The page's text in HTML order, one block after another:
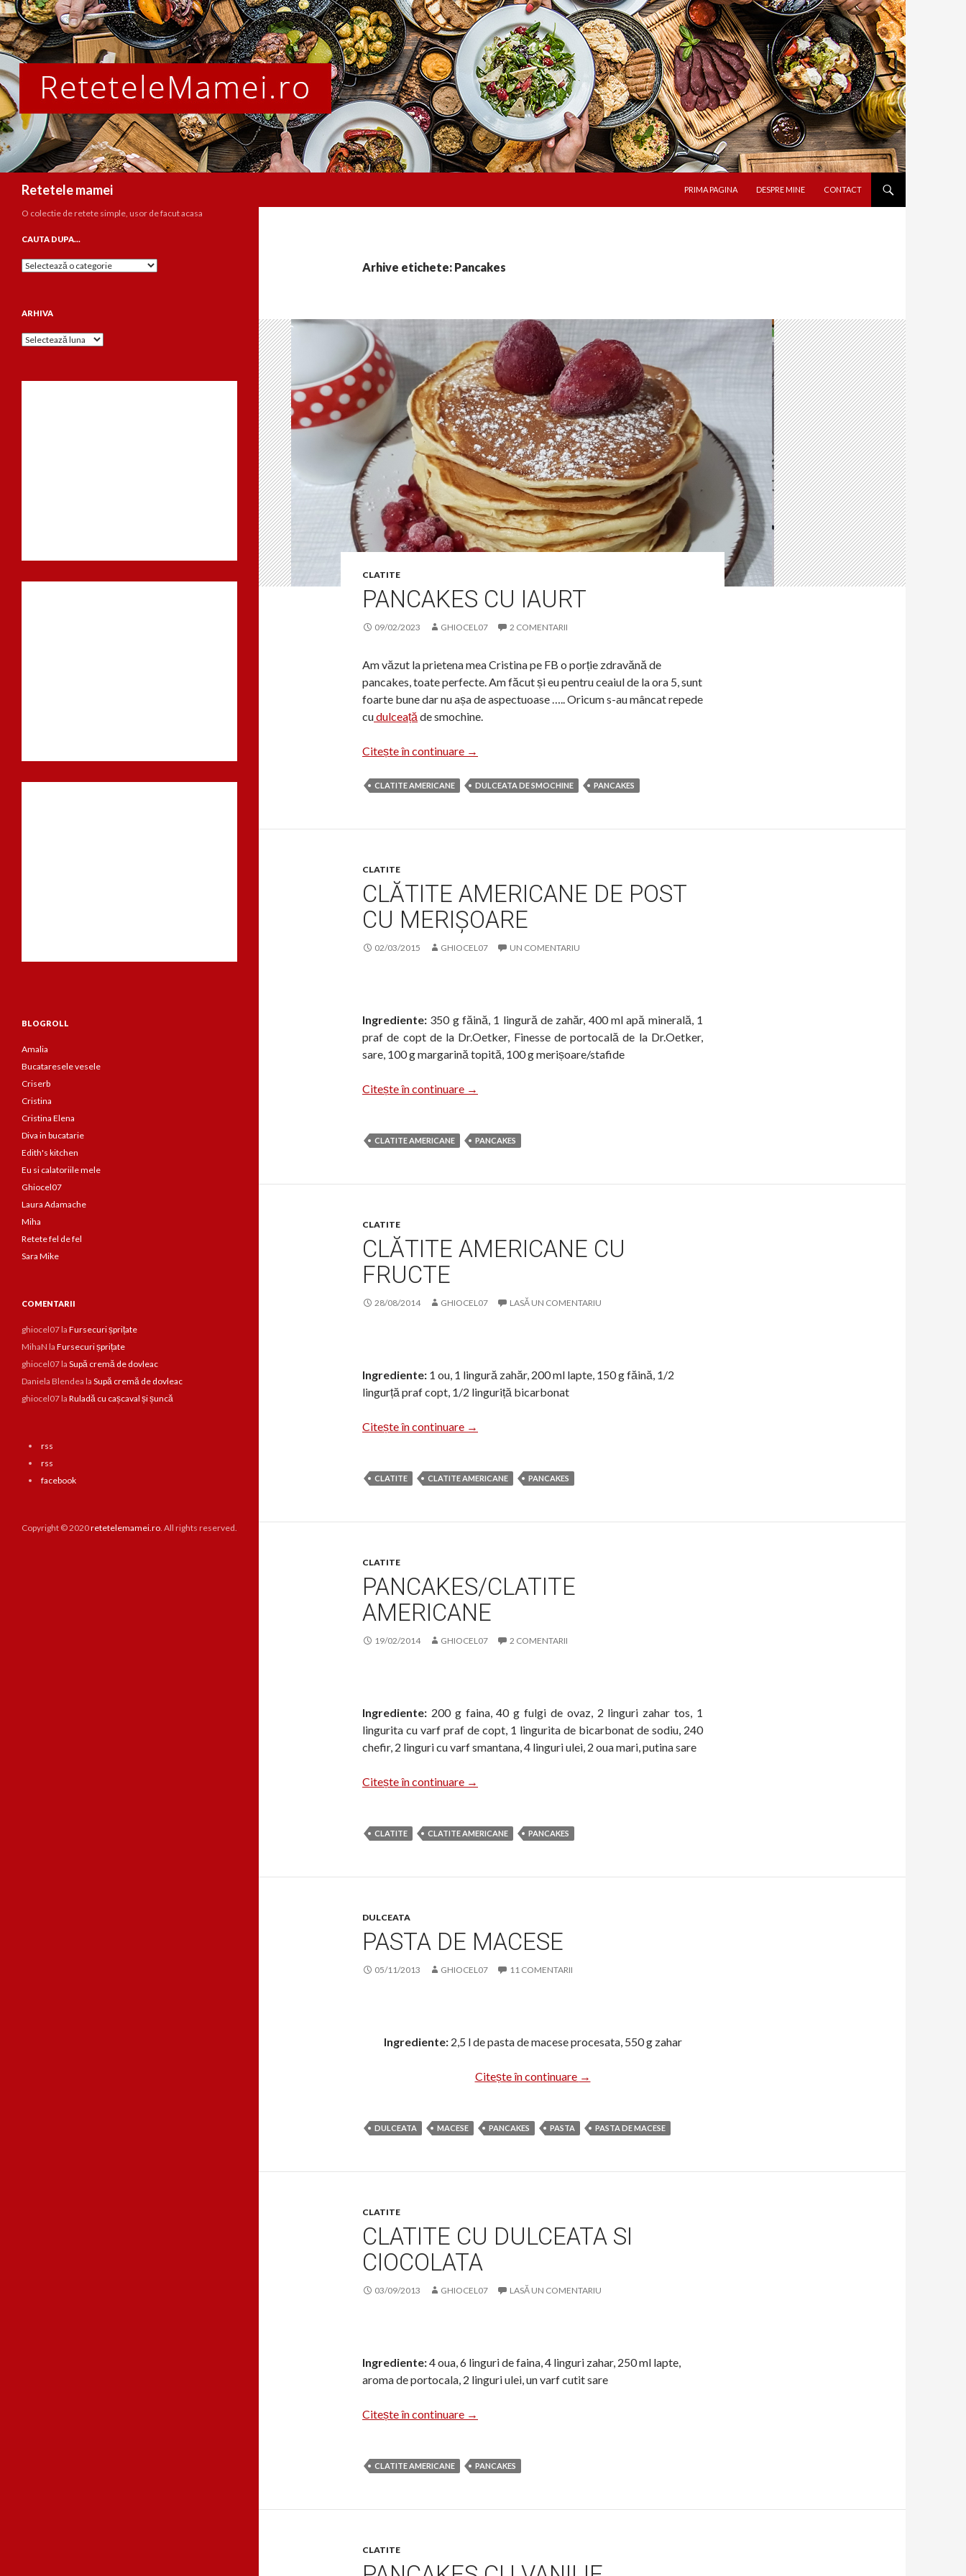
Retetele mamei
PRIMA PAGINA
DESPRE MINE CONTACT
Arhive etichete: Pancakes
CLATITE
PANCAKES CU IAURT
09/02/2023 GHIOCEL07 2 COMENTARII
Am văzut la prietena mea Cristina pe FB o porție zdravănă de
pancakes, toate perfecte. Am făcut și eu pentru ceaiul de la ora 5, sunt
foarte bune dar nu așa de aspectuoase ….. Oricum s-au mâncat repede
cudulceață de smochine.
Citește în continuare Pancakes cu iaurt
→
CLATITE AMERICANE DULCEATA DE SMOCHINE PANCAKES
CLATITE
CLĂTITE AMERICANE DE POST
CU MERIȘOARE
02/03/2015 GHIOCEL07 UN COMENTARIU
Ingrediente: 350 g făină, 1 lingură de zahăr, 400 ml apă minerală, 1
praf de copt de la Dr.Oetker, Finesse de portocală de la Dr.Oetker,
sare, 100 g margarină topită, 100 g merișoare/stafide
Citește în continuare Clătite americane de post cu merișoare
→
CLATITE AMERICANE PANCAKES
CLATITE
CLĂTITE AMERICANE CU
FRUCTE
28/08/2014 GHIOCEL07 LASĂ UN COMENTARIU
Ingrediente: 1 ou, 1 lingură zahăr, 200 ml lapte, 150 g făină, 1/2
lingurță praf copt, 1/2 linguriță bicarbonat
Citește în continuare Clătite americane cu fructe
→
CLATITE CLATITE AMERICANE PANCAKES
CLATITE
PANCAKES/CLATITE
AMERICANE
19/02/2014 GHIOCEL07 2 COMENTARII
Ingrediente: 200 g faina, 40 g fulgi de ovaz, 2 linguri zahar tos, 1
lingurita cu varf praf de copt, 1 lingurita de bicarbonat de sodiu, 240
chefir, 2 linguri cu varf smantana, 4 linguri ulei, 2 oua mari, putina sare
Citește în continuare Pancakes/clatite americane
→
CLATITE CLATITE AMERICANE PANCAKES
DULCEATA
PASTA DE MACESE
05/11/2013 GHIOCEL07 11 COMENTARII
Ingrediente:2,5 l de pasta de macese procesata, 550 g zahar
Citește în continuare Pasta de macese
→
DULCEATA MACESE PANCAKES PASTA PASTA DE MACESE
CLATITE
CLATITE CU DULCEATA SI
CIOCOLATA
03/09/2013 GHIOCEL07 LASĂ UN COMENTARIU
Ingrediente:4 oua, 6 linguri de faina, 4 linguri zahar, 250 ml lapte,
aroma de portocala, 2 linguri ulei, un varf cutit sare
Citește în continuare Clatite cu dulceata si ciocolata
→
CLATITE AMERICANE PANCAKES
CLATITE
O colectie de retete simple, usor de facut acasa
CAUTA DUPA…
Cauta
ARHIVA
Arhiva
BLOGROLL
Amalia
Bucataresele vesele
Criserb
Cristina
Cristina Elena
Diva in bucatarie
Edith's kitchen
Eu si calatoriile mele
Ghiocel07
Laura Adamache
Miha
Retete fel de fel
Sara Mike
COMENTARII
ghiocel07la Fursecuri șprițate
MihaN la Fursecuri șprițate
ghiocel07la Supă cremă de dovleac
Daniela Blendea la Supă cremă de dovleac
ghiocel07la Ruladă cu cașcaval și șuncă
rss
rss
facebook
Copyright © 2020retetelemamei.ro. All rights reserved.